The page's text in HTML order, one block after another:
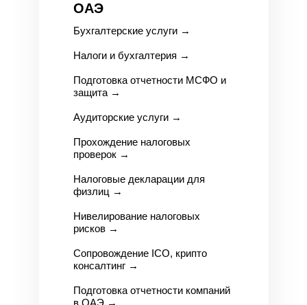
ОАЭ
Бухгалтерские услуги→
Налоги и бухгалтерия →
Подготовка отчетности МСФО и
защита→
Аудиторские услуги→
Прохождение налоговых
проверок→
Налоговые декларации для
физлиц →
Нивелирование налоговых
рисков→
Сопровождение ICO, крипто
консалтинг→
Подготовка отчетности компаний
в ОАЭ →